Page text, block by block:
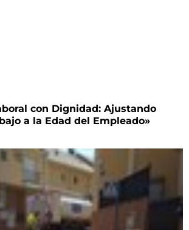
con Dignidad: Ajustando
a la Edad del Empleado»